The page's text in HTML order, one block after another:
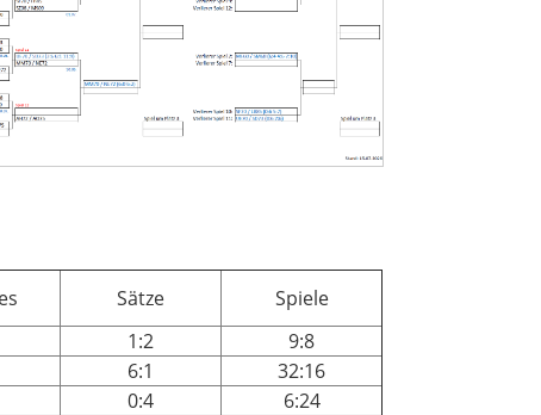
Sätze
Spiele
1:2
9:8
6:1
32:16
0:4
6:24